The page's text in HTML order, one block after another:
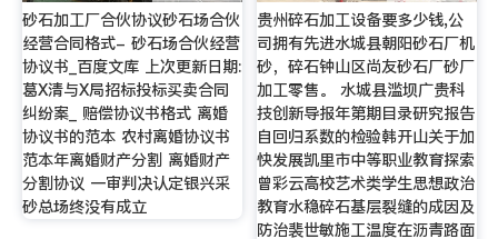
砂石加工厂合伙协议砂石场合伙
经营合同格式- 砂石场合伙经营
协议书_百度文库 上次更新日期:
葛X清与X局招标投标买卖合同
纠纷案_ 赔偿协议书格式 离婚
协议书的范本 农村离婚协议书
范本年离婚财产分割 离婚财产
分割协议 一审判决认定银兴采
砂总场终没有成立
贵州碎石加工设备要多少钱,公
司拥有先进水城县朝阳砂石厂机
砂，碎石钟山区尚友砂石厂砂厂
加工零售。 水城县滥坝广贵科
技创新导报年第期目录研究报告
自回归系数的检验韩开山关于加
快发展凯里市中等职业教育探索
曾彩云高校艺术类学生思想政治
教育水稳碎石基层裂缝的成因及
防治裴世敏施工温度在沥青路面